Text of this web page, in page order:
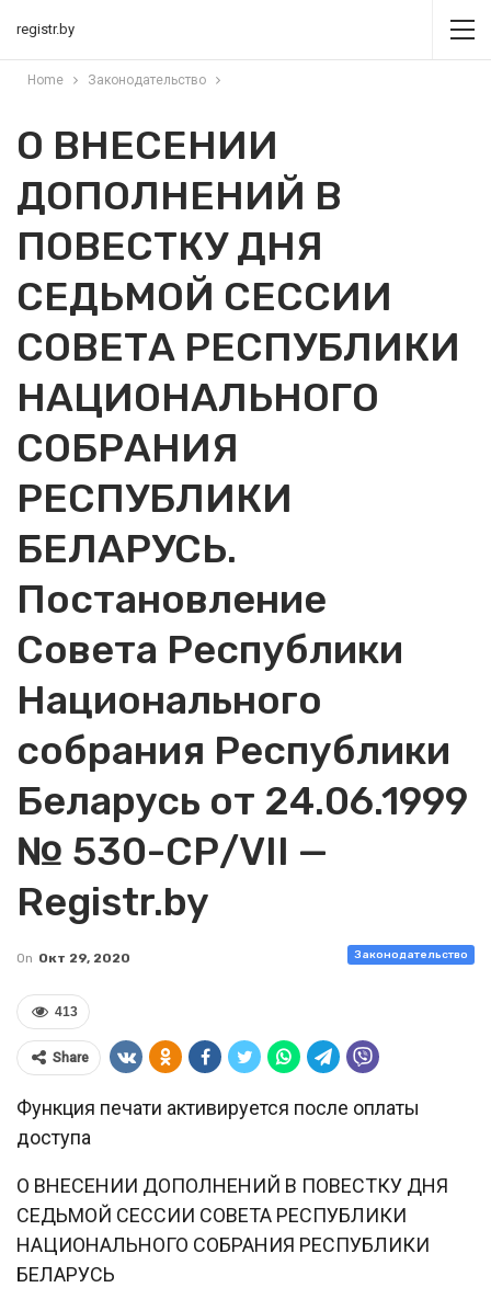
registr.by
Home Законодательство
О ВНЕСЕНИИ
ДОПОЛНЕНИЙ В
ПОВЕСТКУ ДНЯ
СЕДЬМОЙ СЕССИИ
СОВЕТА РЕСПУБЛИКИ
НАЦИОНАЛЬНОГО
СОБРАНИЯ
РЕСПУБЛИКИ
БЕЛАРУСЬ.
Постановление
Совета Республики
Национального
собрания Республики
Беларусь от 24.06.1999
№ 530-СР/VII —
Registr.by
Законодательство
On Окт 29, 2020
413
Share
Функция печати активируется после оплаты
доступа
О ВНЕСЕНИИ ДОПОЛНЕНИЙ В ПОВЕСТКУ ДНЯ
СЕДЬМОЙ СЕССИИ СОВЕТА РЕСПУБЛИКИ
НАЦИОНАЛЬНОГО СОБРАНИЯ РЕСПУБЛИКИ
БЕЛАРУСЬ